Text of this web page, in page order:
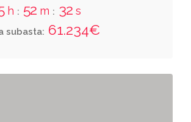
h : 52 m : 32 s
subasta: 61.234€